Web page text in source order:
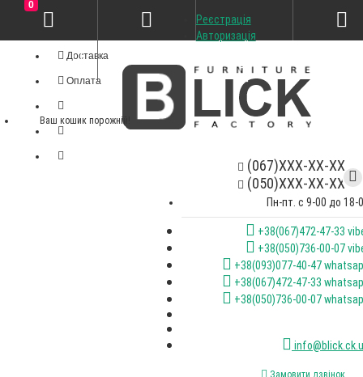
Доставка
Оплата
(067)XXX-XX-XX
(050)XXX-XX-XX
Пн-пт. с 9-00 до 18-
+38(067)472-47-33
+38(050)736-00-07
+38(093)077-40-47
+38(067)472-47-33
+38(050)736-00-07
Замовити дзвінок
Реєстрація
Авторизація
0
Ваш кошик порожній!